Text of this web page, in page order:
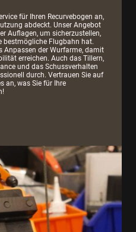
für Ihren Recurvebogen an,
abdeckt. Unser Angebot
Auflagen, um sicherzustellen,
bestmögliche Flugbahn hat.
Anpassen der Wurfarme, damit
erreichen. Auch das Tillern,
und das Schussverhalten
durch. Vertrauen Sie auf
an, was Sie für Ihre